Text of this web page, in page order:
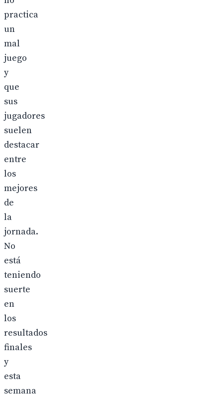
practica
un
mal
juego
y
que
sus
jugadores
suelen
destacar
entre
los
mejores
de
la
jornada.
No
está
teniendo
suerte
en
los
resultados
finales
y
esta
semana